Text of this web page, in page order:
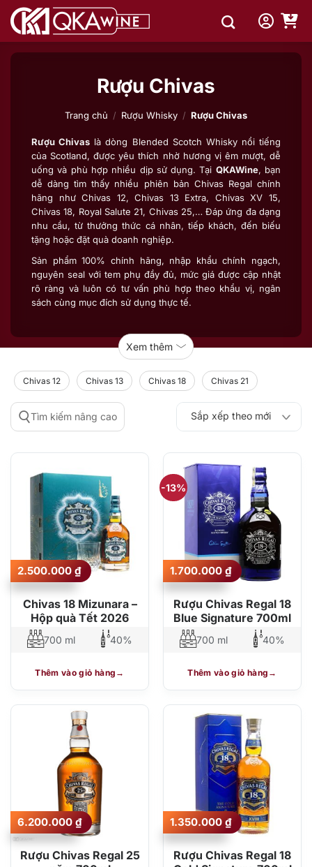
qua
dung
Rượu Chivas
Trang chủ / Rượu Whisky / Rượu Chivas
Rượu Chivas là dòng Blended Scotch Whisky nổi tiếng
của Scotland, được yêu thích nhờ hương vị êm mượt, dễ
uống và phù hợp nhiều dịp sử dụng. Tại QKAWine, bạn
dễ dàng tìm thấy nhiều phiên bản Chivas Regal chính
hãng như Chivas 12, Chivas 13 Extra, Chivas XV 15,
Chivas 18, Royal Salute 21, Chivas 25,… Đáp ứng đa dạng
nhu cầu, từ thưởng thức cá nhân, tiếp khách, đến biếu
tặng hoặc đặt quà doanh nghiệp.
Sản phẩm 100% chính hãng, nhập khẩu chính ngạch,
nguyên seal với tem phụ đầy đủ, mức giá được cập nhật
rõ ràng và luôn có tư vấn phù hợp theo khẩu vị, ngân
sách cùng mục đích sử dụng thực tế.
Xem thêm
Chivas 12 Chivas 13 Chivas 18 Chivas 21
Tìm kiếm nâng cao Sắp xếp theo
độ phổ biến
Sắp xếp theo mới
thấp đến cao
cao đến thấp
Chivas 18 Mizunara –
Hộp quà Tết 2026
2.500.000 ₫
700 ml 40%
Thêm vào giỏ hàng
-13%
Rượu Chivas Regal 18
Blue Signature 700ml
Giá
gốc
là:
1.950.000 ₫.
1.700.000 ₫
Giá
hiện
tại
là:
1.700.000 ₫.
700 ml 40%
Thêm vào giỏ hàng
Rượu Chivas Regal 25
6.200.000 ₫
Rượu Chivas Regal 18
1.350.000 ₫